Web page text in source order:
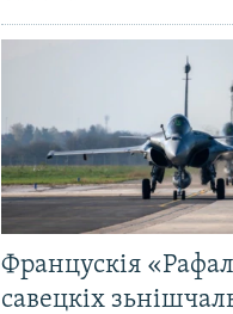
Францускія
савецкіх